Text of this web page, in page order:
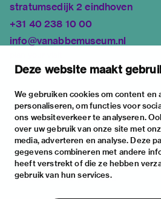
Deze website maakt
We gebruiken cookies om content en
personaliseren, om functies voor
ons websiteverkeer te analyseren.
over uw gebruik van onze site met
media, adverteren en analyse. Deze
gegevens combineren met andere
heeft verstrekt of die ze hebben
gebruik van hun services.
stratumsedijk 2 eindhoven
+31 40 238 10 00
info@vanabbemuseum.nl
exhibitions
activities
practical information
about
the museum
the collection
foundations & partners